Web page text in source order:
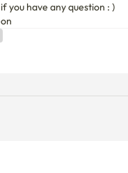
you have any question : )
vous serez